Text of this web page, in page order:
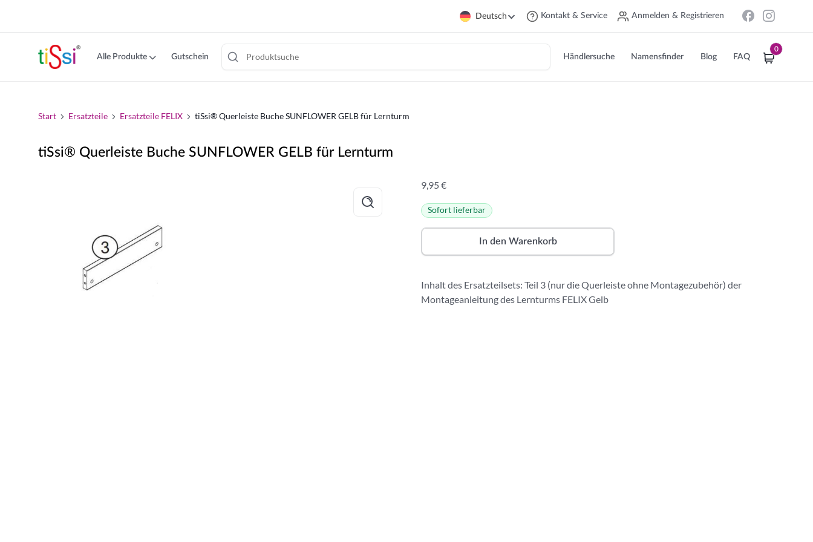
Deutsch Kontakt & Service Anmelden & Registrieren
Alle Produkte Gutschein Händlersuche Namensfinder Blog FAQ
0
Start Ersatzteile Ersatzteile FELIX tiSsi® Querleiste Buche SUNFLOWER GELB für Lernturm
tiSsi® Querleiste Buche SUNFLOWER GELB für Lernturm
9,95€
Sofort lieferbar
In den Warenkorb
Inhalt des Ersatzteilsets: Teil 3 (nur die Querleiste ohne Montagezubehör) der
Montageanleitung des Lernturms FELIX Gelb